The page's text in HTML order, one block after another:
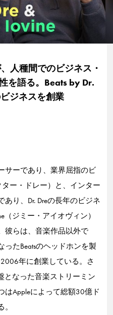
人種間でのビジネス・
を語る。Beats by Dr.
ジネスを創業
サーであり、業界屈指のビ
ター・ドレー）と、インター
り、Dr. Dreの長年のビジネ
（ジミー・アイオヴィン）
彼らは、音楽作品以外で
たBeatsのヘッドホンを製
2006年に創業している。さ
となった音楽ストリーミン
はAppleによって総額30億ド